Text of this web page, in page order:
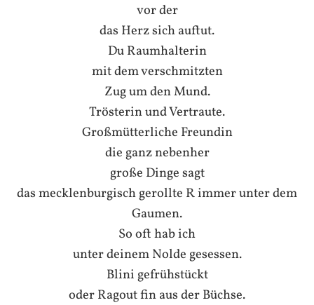
vor der
das Herz sich auftut.
Du Raumhalterin
mit dem verschmitzten
Zug um den Mund.
Trösterin und Vertraute.
Großmütterliche Freundin
die ganz nebenher
große Dinge sagt
das mecklenburgisch gerollte R immer unter dem
Gaumen.
So oft hab ich
unter deinem Nolde gesessen.
Blini gefrühstückt
oder Ragout fin aus der Büchse.